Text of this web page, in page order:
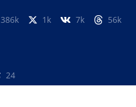
386k 1k 7k 56k
24